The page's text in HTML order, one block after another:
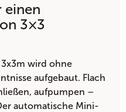
einen
3×3
3x3m wird ohne
aufgebaut. Flach
aufpumpen –
automatische Mini-